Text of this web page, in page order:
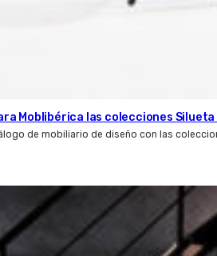
Moblibérica las colecciones Silueta
de mobiliario de diseño con las